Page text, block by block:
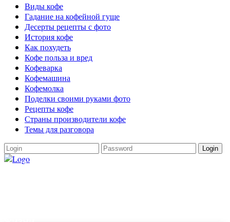
Виды кофе
Гадание на кофейной гуще
Десерты рецепты с фото
История кофе
Как похудеть
Кофе польза и вред
Кофеварка
Кофемашина
Кофемолка
Поделки своими руками фото
Рецепты кофе
Страны производители кофе
Темы для разговора
Login